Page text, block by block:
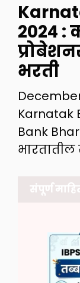
2024 :
भरती
Karnatak
Bank
संपूर्ण